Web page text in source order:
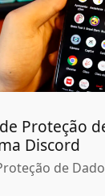
Proteção
Discord
de